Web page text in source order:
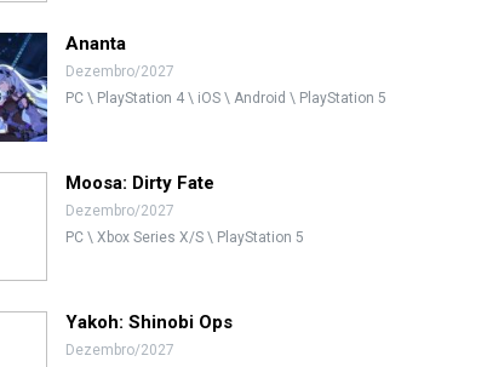
Ananta
Dezembro/2027
PC \ PlayStation 4 \ iOS \ Android \ PlayStation 5
Moosa: Dirty Fate
Dezembro/2027
PC \ Xbox Series X/S \ PlayStation 5
Yakoh: Shinobi Ops
Dezembro/2027